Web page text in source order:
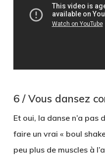
6 / Vous dansez
Et oui, la danse n’a pas
faire un vrai « boul
peu plus de muscles à